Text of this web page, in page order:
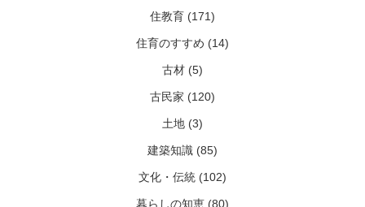
住教育 (171)
住育のすすめ (14)
古材 (5)
古民家 (120)
土地 (3)
建築知識 (85)
文化・伝統 (102)
暮らしの知恵 (80)